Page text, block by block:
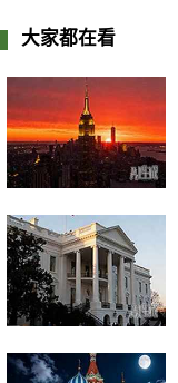
大家都在看